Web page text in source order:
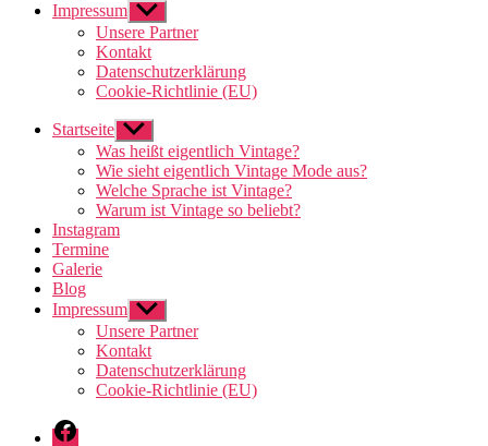
Impressum Untermenü
anzeigen
Unsere Partner
Kontakt
Datenschutzerklärung
Cookie-Richtlinie (EU)
Startseite Untermenü
anzeigen
Was heißt eigentlich Vintage?
Wie sieht eigentlich Vintage Mode aus?
Welche Sprache ist Vintage?
Warum ist Vintage so beliebt?
Instagram
Termine
Galerie
Blog
Impressum Untermenü
anzeigen
Unsere Partner
Kontakt
Datenschutzerklärung
Cookie-Richtlinie (EU)
Facebook